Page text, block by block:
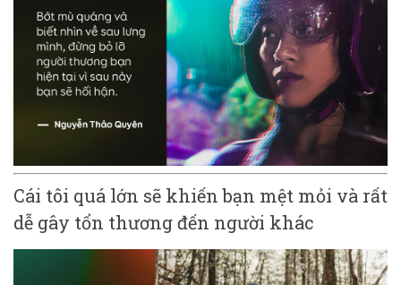
Cái tôi quá lớn sẽ khiến bạn mệt mỏi và rất
dễ gây tổn thương đến người khác